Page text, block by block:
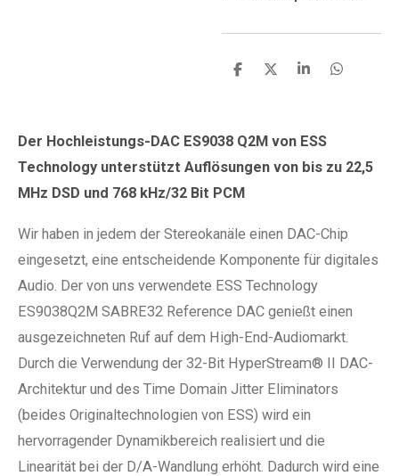
T
e
n
T
e
n
T
e
n
T
Der Hochleistungs-DAC ES9038 Q2M von ESS
Technology unterstützt Auflösungen von bis zu 22,5
MHz DSD und 768 kHz/32 Bit PCM
Wir haben in jedem der Stereokanäle einen DAC-Chip
eingesetzt, eine entscheidende Komponente für digitales
Audio. Der von uns verwendete ESS Technology
ES9038Q2M SABRE32 Reference DAC genießt einen
ausgezeichneten Ruf auf dem High-End-Audiomarkt.
Durch die Verwendung der 32-Bit HyperStream® II DAC-
Architektur und des Time Domain Jitter Eliminators
(beides Originaltechnologien von ESS) wird ein
hervorragender Dynamikbereich realisiert und die
Linearität bei der D/A-Wandlung erhöht. Dadurch wird eine